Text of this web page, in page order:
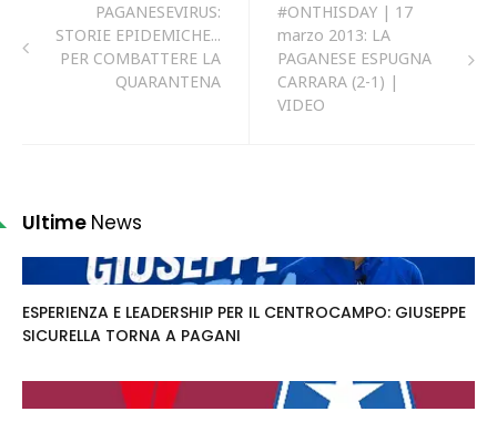
PAGANESEVIRUS:
STORIE EPIDEMICHE...
PER COMBATTERE LA
QUARANTENA
#ONTHISDAY | 17
marzo 2013: LA
PAGANESE ESPUGNA
CARRARA (2-1) |
VIDEO
Ultime News
ESPERIENZA E LEADERSHIP PER IL CENTROCAMPO: GIUSEPPE
SICURELLA TORNA A PAGANI